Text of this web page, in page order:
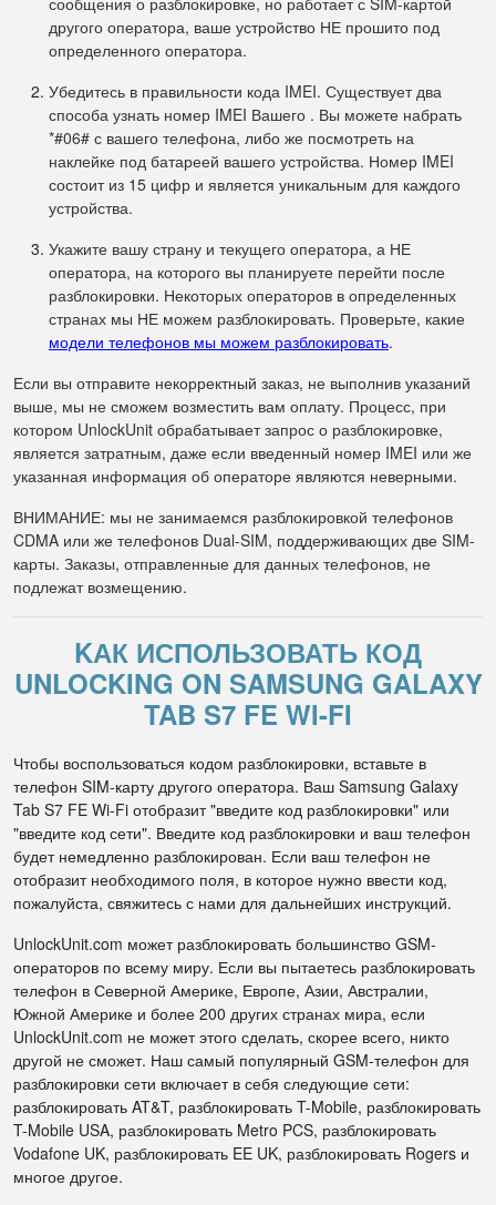
другого оператора, ваше устройство НЕ прошито под
определенного оператора.
Убедитесь в правильности кода IMEI. Существует два
способа узнать номер IMEI Вашего . Вы можете набрать
*#06# с вашего телефона, либо же посмотреть на
наклейке под батареей вашего устройства. Номер IMEI
состоит из 15 цифр и является уникальным для каждого
устройства.
Укажите вашу страну и текущего оператора, а НЕ
оператора, на которого вы планируете перейти после
разблокировки. Некоторых операторов в определенных
странах мы НЕ можем разблокировать. Проверьте, какие
модели телефонов мы можем разблокировать.
Если вы отправите некорректный заказ, не выполнив указаний
выше, мы не сможем возместить вам оплату. Процесс, при
котором UnlockUnit обрабатывает запрос о разблокировке,
является затратным, даже если введенный номер IMEI или же
указанная информация об операторе являются неверными.
ВНИМАНИЕ: мы не занимаемся разблокировкой телефонов
CDMA или же телефонов Dual-SIM, поддерживающих две SIM-
карты. Заказы, отправленные для данных телефонов, не
подлежат возмещению.
KАК ИСПОЛЬЗОВАТЬ КОД
UNLOCKING ON SAMSUNG GALAXY
TAB S7 FE WI-FI
Чтобы воспользоваться кодом разблокировки, вставьте в
телефон SIM-карту другого оператора. Ваш Samsung Galaxy
Tab S7 FE Wi-Fi отобразит "введите код разблокировки" или
"введите код сети". Введите код разблокировки и ваш телефон
будет немедленно разблокирован. Если ваш телефон не
отобразит необходимого поля, в которое нужно ввести код,
пожалуйста, свяжитесь с нами для дальнейших инструкций.
UnlockUnit.com может разблокировать большинство GSM-
операторов по всему миру. Если вы пытаетесь разблокировать
телефон в Северной Америке, Европе, Азии, Австралии,
Южной Америке и более 200 других странах мира, если
UnlockUnit.com не может этого сделать, скорее всего, никто
другой не сможет. Наш самый популярный GSM-телефон для
разблокировки сети включает в себя следующие сети:
разблокировать AT&T, разблокировать T-Mobile, разблокировать
T-Mobile USA, разблокировать Metro PCS, разблокировать
Vodafone UK, разблокировать EE UK, разблокировать Rogers и
многое другое.